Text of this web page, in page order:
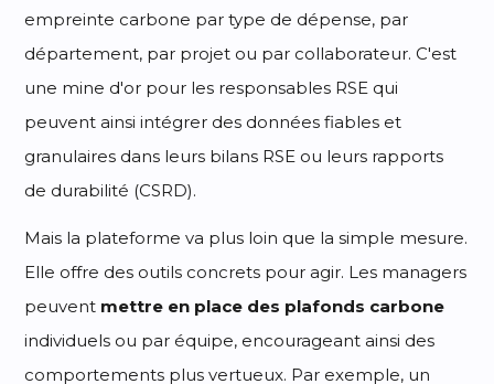
empreinte carbone par type de dépense, par
département, par projet ou par collaborateur. C'est
une mine d'or pour les responsables RSE qui
peuvent ainsi intégrer des données fiables et
granulaires dans leurs bilans RSE ou leurs rapports
de durabilité (CSRD).
Mais la plateforme va plus loin que la simple mesure.
Elle offre des outils concrets pour agir. Les managers
peuvent mettre en place des plafonds carbone
individuels ou par équipe, encourageant ainsi des
comportements plus vertueux. Par exemple, un